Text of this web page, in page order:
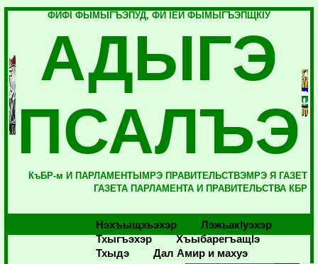
ФИФI ФЫМЫГЪЭПУД, ФИ IЕЙ ФЫМЫГЪЭПЩКIУ
АДЫГЭ
ПСАЛЪЭ
КъБР-м И ПАРЛАМЕНТЫМРЭ ПРАВИТЕЛЬСТВЭМРЭ Я ГАЗЕТ
ГАЗЕТА ПАРЛАМЕНТА И ПРАВИТЕЛЬСТВА КБР
Нэхъыщхьэхэр
Лэжьакlуэхэр
Тхыгъэхэр
Хъыбарегъащlэ
Тхыдэ
Дал Амир и махуэ